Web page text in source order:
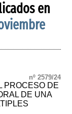
en
nº 2579/24
PROCESO DE
DE UNA